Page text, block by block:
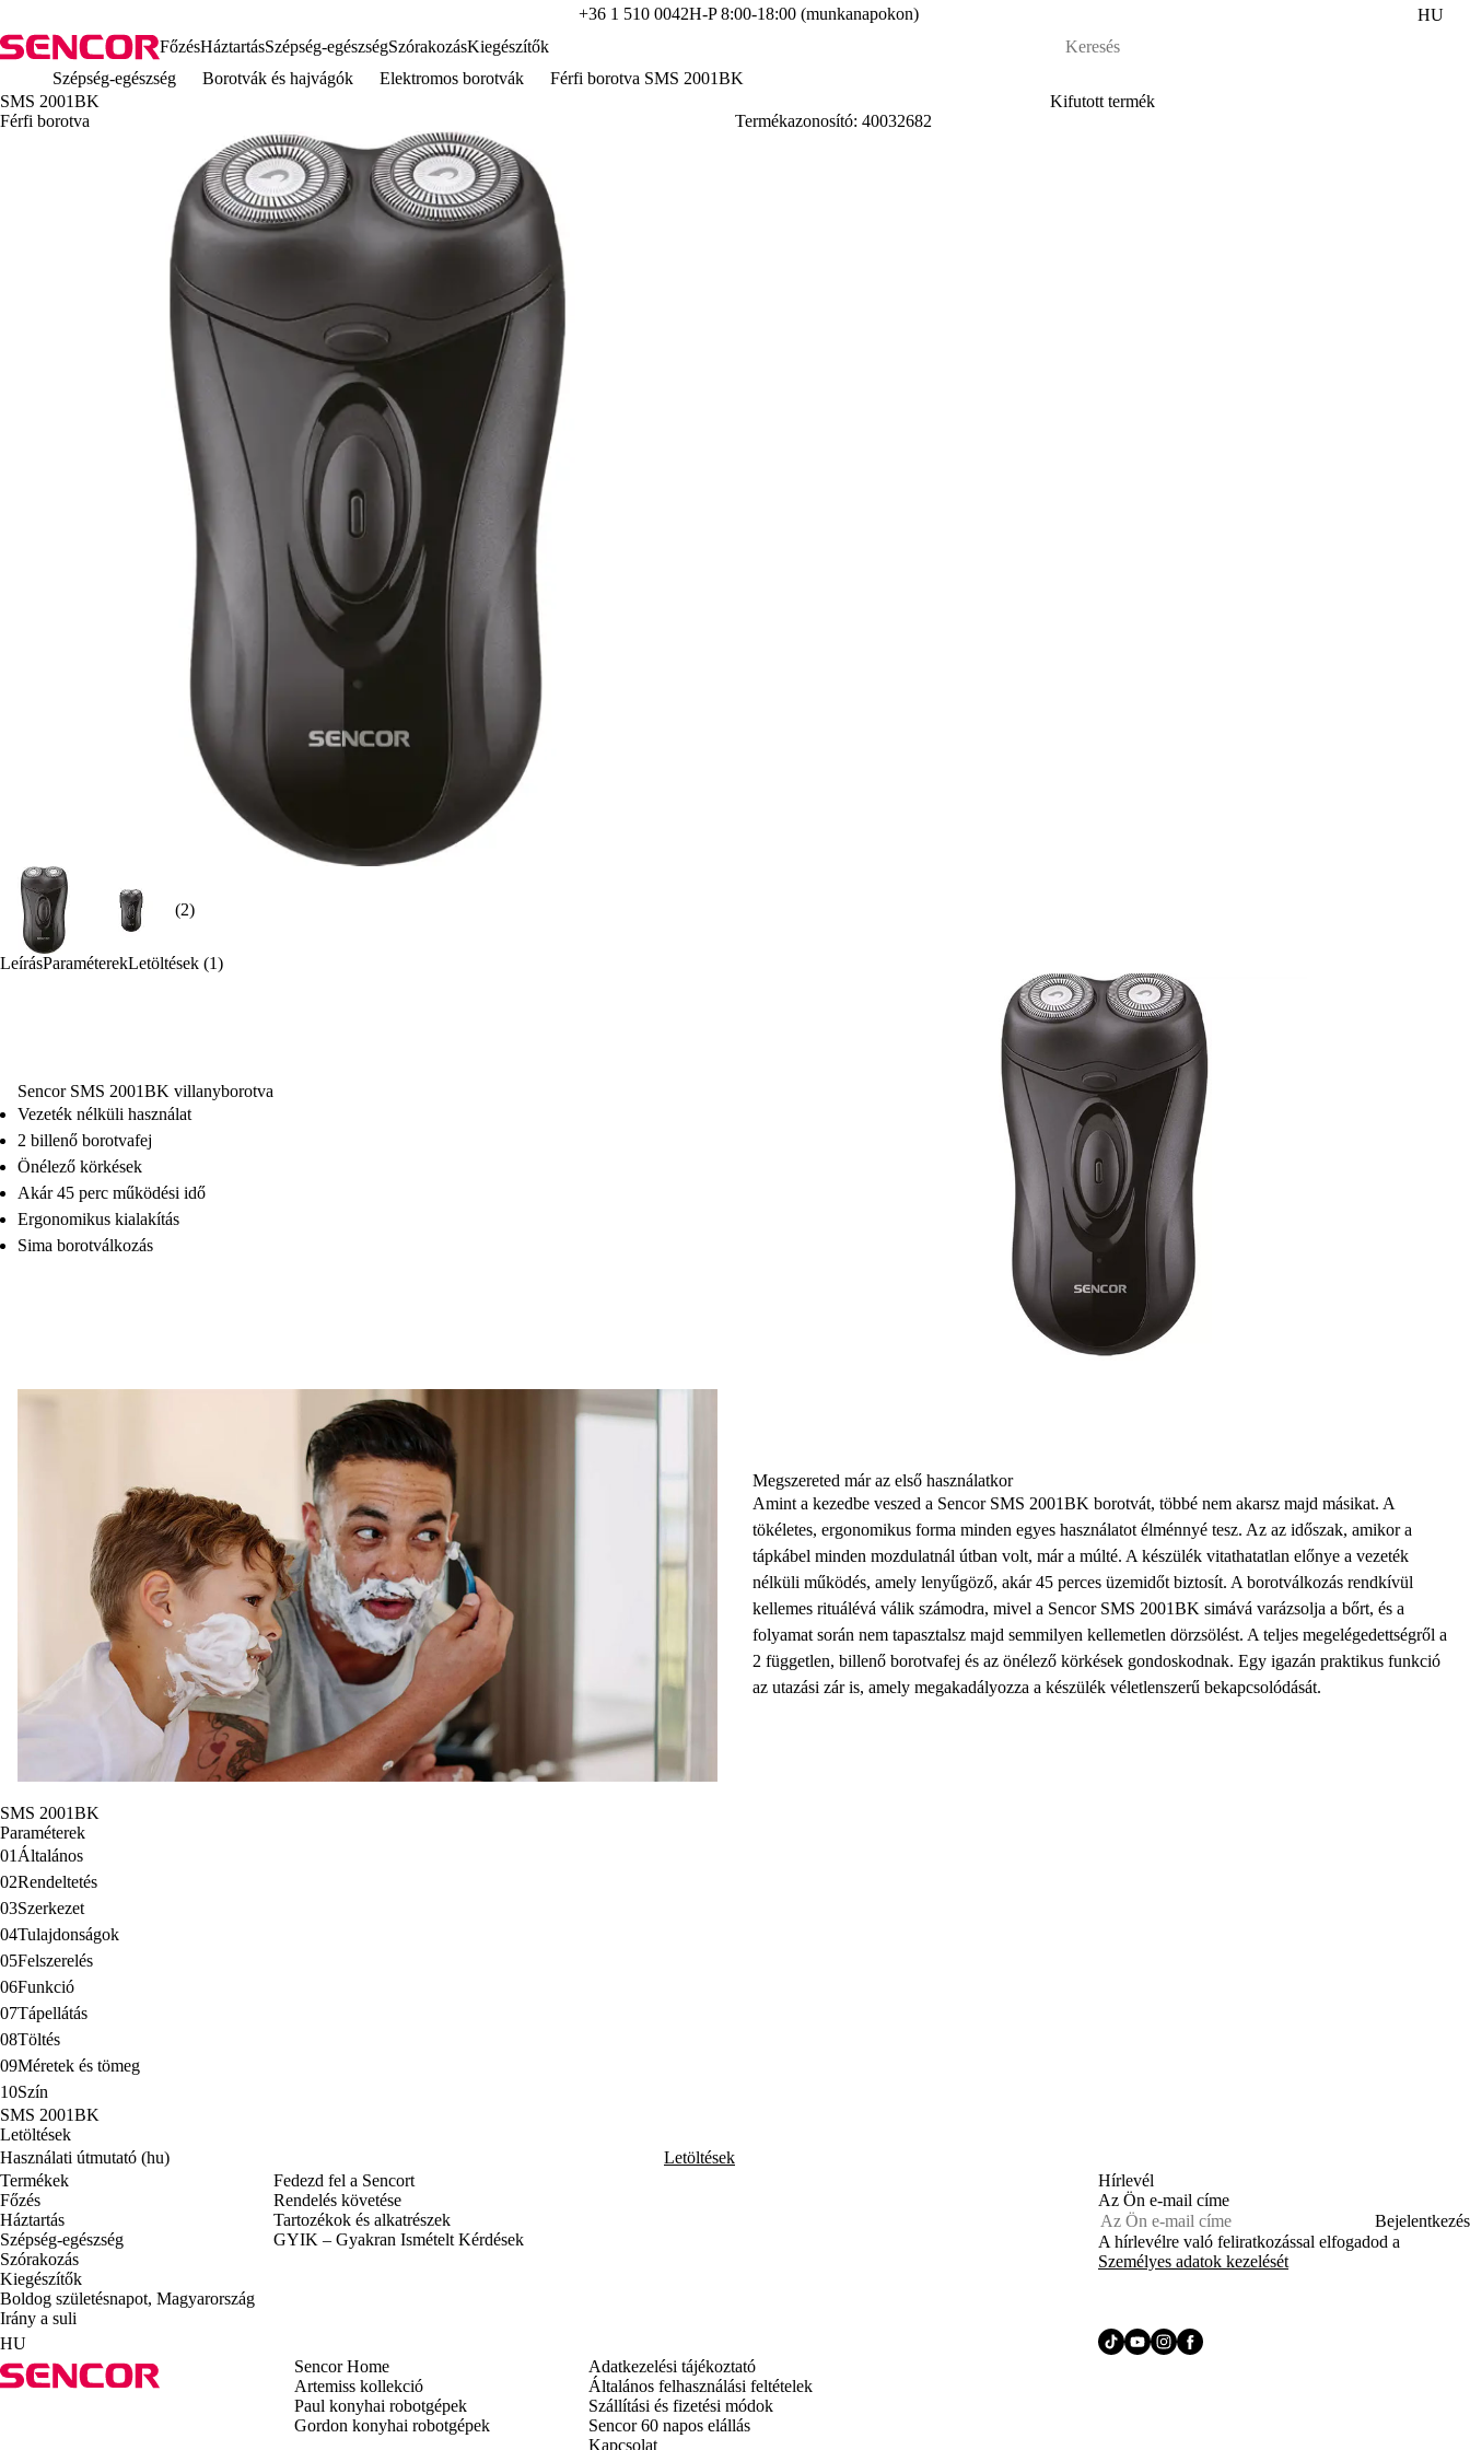
+36 1 510 0042H-P 8:00-18:00 (munkanapokon)
HU
FőzésHáztartásSzépség-egészségSzórakozásKiegészítők
Szépség-egészség
Borotvák és hajvágók Elektromos borotvák
Férfi borotva SMS 2001BK
SMS 2001BK
Férfi borotva
(2)
Kifutott termék
Termékazonosító: 40032682
LeírásParaméterekLetöltések (1)
Sencor SMS 2001BK villanyborotva
Vezeték nélküli használat
2 billenő borotvafej
Önélező körkések
Akár 45 perc működési idő
Ergonomikus kialakítás
Sima borotválkozás
Megszereted már az első használatkor
Amint a kezedbe veszed a Sencor SMS 2001BK borotvát, többé nem akarsz majd másikat. A
tökéletes, ergonomikus forma minden egyes használatot élménnyé tesz. Az az időszak, amikor a
tápkábel minden mozdulatnál útban volt, már a múlté. A készülék vitathatatlan előnye a vezeték
nélküli működés, amely lenyűgöző, akár 45 perces üzemidőt biztosít. A borotválkozás rendkívül
kellemes rituálévá válik számodra, mivel a Sencor SMS 2001BK simává varázsolja a bőrt, és a
folyamat során nem tapasztalsz majd semmilyen kellemetlen dörzsölést. A teljes megelégedettségről a
2 független, billenő borotvafej és az önélező körkések gondoskodnak. Egy igazán praktikus funkció
az utazási zár is, amely megakadályozza a készülék véletlenszerű bekapcsolódását.
SMS 2001BK
Paraméterek
01 Általános
02Rendeltetés
03Szerkezet
04Tulajdonságok
05Felszerelés
06Funkció
07Tápellátás
08Töltés
09Méretek és tömeg
10Szín
SMS 2001BK
Letöltések
Használati útmutató (hu)
Letöltések
Termékek
Főzés
Háztartás
Szépség-egészség
Szórakozás
Kiegészítők
Boldog születésnapot, Magyarország
Irány a suli
Fedezd fel a Sencort
Rendelés követése
Tartozékok és alkatrészek
GYIK – Gyakran Ismételt Kérdések
Hírlevél
Az Ön e-mail címe
Bejelentkezés
A hírlevélre való feliratkozással elfogadod a
Személyes adatok kezelését
HU
Sencor Home
Artemiss kollekció
Paul konyhai robotgépek
Gordon konyhai robotgépek
Adatkezelési tájékoztató
Általános felhasználási feltételek
Szállítási és fizetési módok
Sencor 60 napos elállás
Kapcsolat